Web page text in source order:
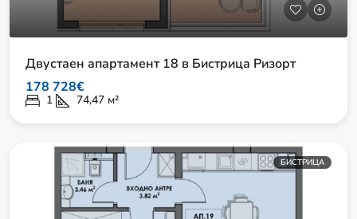
БИСТРИЦА
Двустаен апартамент 18 в Бистрица Ризорт
178 728€
1 74,47 м²